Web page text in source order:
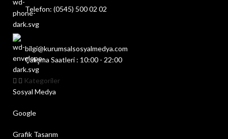
Telefon: (0545) 500 02 02
bilgi@kurumsalsosyalmedya.com
Çalışma Saatleri : 10:00 - 22:00
Kategoriler
Sosyal Medya
Google
Grafik Tasarım